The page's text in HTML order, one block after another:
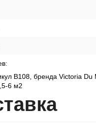
В108, бренда Victoria Du
6 м2
авка